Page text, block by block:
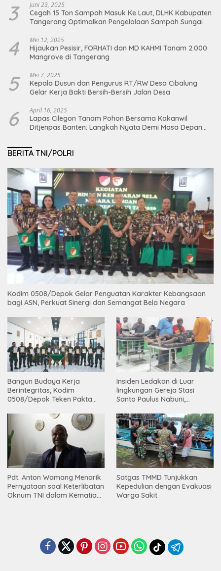
3 Juni 23, 2025
Cegah 15 Ton Sampah Masuk Ke Laut, DLHK Kabupaten
Tangerang Optimalkan Pengelolaan Sampah Sungai
4 Mei 12, 2025
Hijaukan Pesisir, FORHATI dan MD KAHMI Tanam 2.000
Mangrove di Tangerang
5 Mei 7, 2025
Kepala Dusun dan Pengurus RT/RW Desa Cibalung
Gelar Kerja Bakti Bersih-Bersih Jalan Desa
6 April 16, 2025
Lapas Cilegon Tanam Pohon Bersama Kakanwil
Ditjenpas Banten: Langkah Nyata Demi Masa Depan
BERITA TNI/POLRI
Kodim 0508/Depok Gelar Penguatan Karakter Kebangsaan
bagi ASN, Perkuat Sinergi dan Semangat Bela Negara
Bangun Budaya Kerja
Berintegritas, Kodim
0508/Depok Teken Pakta
Insiden Ledakan di Luar
lingkungan Gereja Stasi
Santo Paulus Nabuni,
Pdt. Anton Wamang Menarik
Pernyataan soal Keterlibatan
Oknum TNI dalam Kematian
Satgas TMMD Tunjukkan
Kepedulian dengan Evakuasi
Warga Sakit